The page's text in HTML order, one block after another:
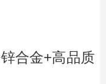
合金+高品质